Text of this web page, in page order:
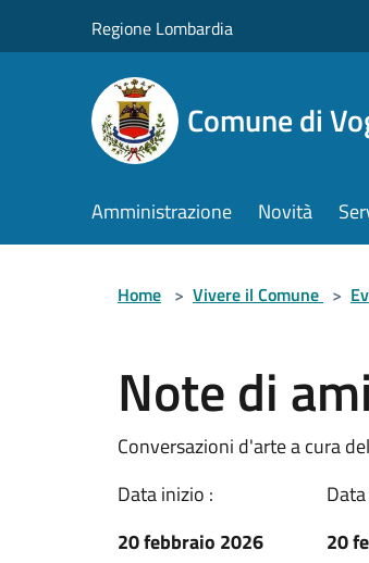
Regione Lombardia
Comune di
Amministrazione Novità
Home > Vivere il Comune >
Note di
Conversazioni d'arte a cura
Data inizio :
20 febbraio 2026
20